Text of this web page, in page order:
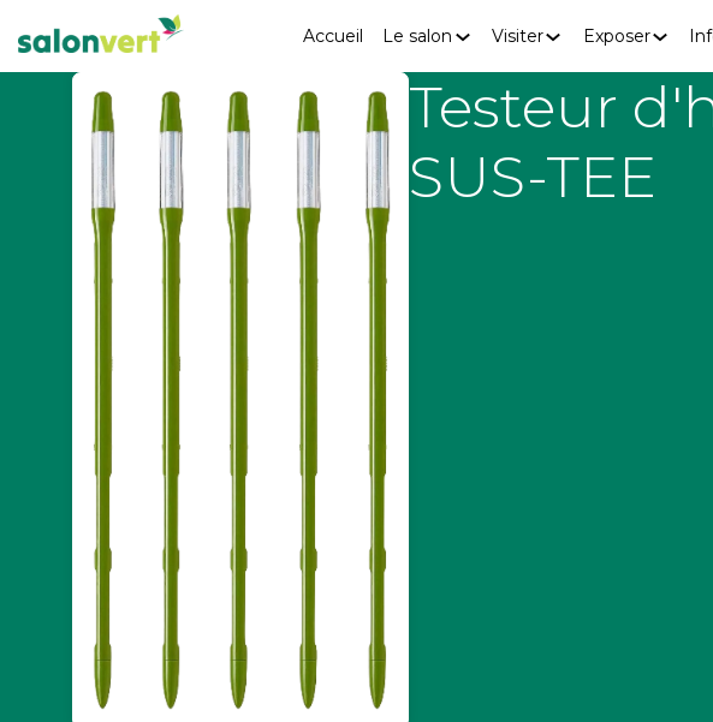
Accueil Le salon Visiter Exposer
Testeur
SUS-TEE